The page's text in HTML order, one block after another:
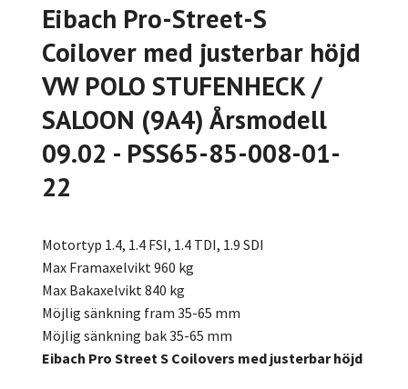
Eibach Pro-Street-S
Coilover med justerbar höjd
VW POLO STUFENHECK /
SALOON (9A4) Årsmodell
09.02 - PSS65-85-008-01-
22
Motortyp 1.4, 1.4 FSI, 1.4 TDI, 1.9 SDI
Max Framaxelvikt 960 kg
Max Bakaxelvikt 840 kg
Möjlig sänkning fram 35-65 mm
Möjlig sänkning bak 35-65 mm
Eibach Pro Street S Coilovers med justerbar höjd